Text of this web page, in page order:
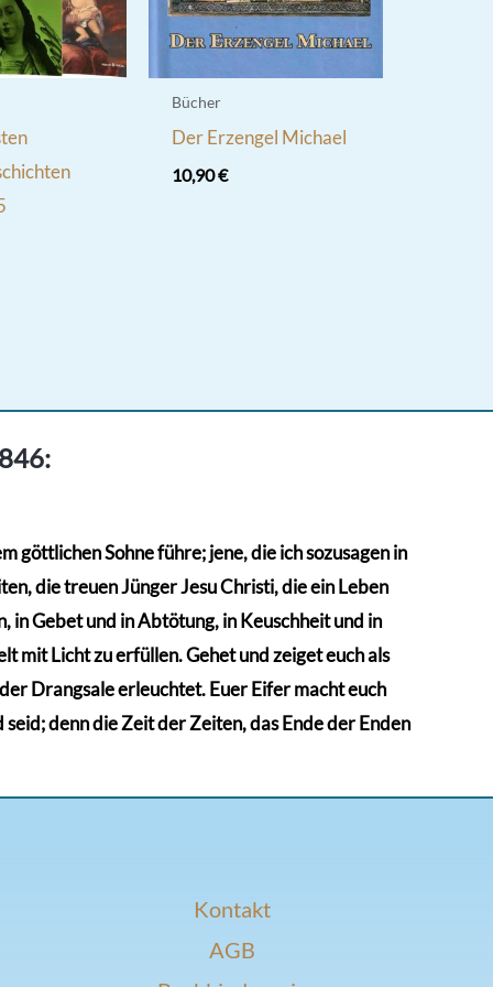
Bücher
Der Erzengel Michael
10,90€
göttlichen Sohne führe; jene, die ich sozusagen in
die treuen Jünger Jesu Christi, die ein Leben
Gebet und in Abtötung, in Keuschheit und in
mit Licht zu erfüllen. Gehet und zeiget euch als
Drangsale erleuchtet. Euer Eifer macht euch
denn die Zeit der Zeiten, das Ende der Enden
Kontakt
AGB